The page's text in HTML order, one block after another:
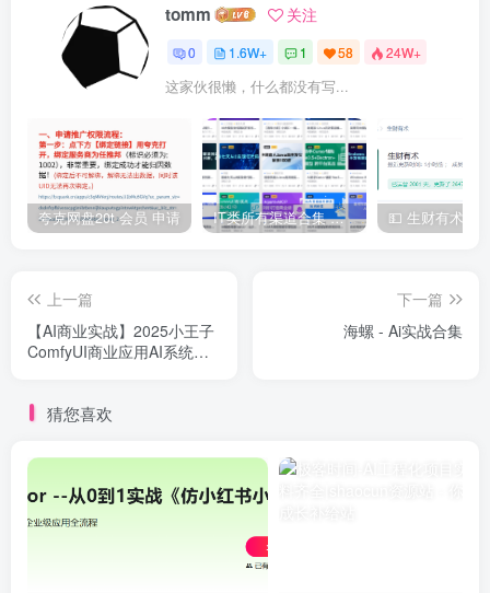
tomm 关注
0 1.6W+ 1 58 24W+
这家伙很懒，什么都没有写...
夸克网盘20t 会员 申请 IT类所有渠道合集 持续日更，目前近四千多条资源 年费用户微信私信获取权限
上一篇
【AI商业实战】2025小王子
ComfyUI商业应用AI系统课
下一篇
海螺 - Ai实战合集
猜您喜欢